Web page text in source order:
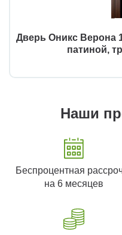
Дверь Оникс Верона
патиной,
Наши
Беспроцентная
на 6 месяцев